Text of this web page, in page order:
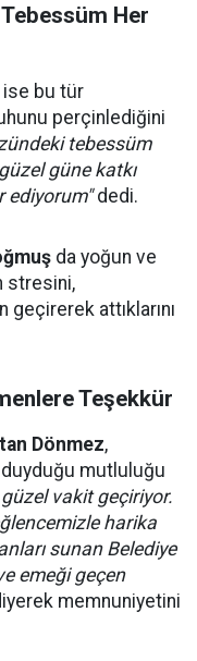
Her
ise bu tür
perçinlediğini
tebessüm
güne katkı
ediyorum"dedi.
da yoğun ve
stresini,
attıklarını
Teşekkür
Dönmez,
mutluluğu
güzel vakit geçiriyor.
harika
sunan Belediye
emeği geçen
memnuniyetini